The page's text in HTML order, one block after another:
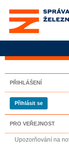
Správa železnic,
organizace
PŘIHLÁŠENÍ
Přihlásit se
PRO VEŘEJNOST
Upozorňování na